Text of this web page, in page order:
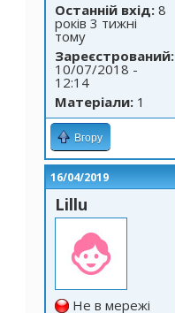
Останній вхід: 8
років 3 тижні
тому
Зареєстрований:
10/07/2018 -
12:14
Матеріали: 1
Вгору
16/04/2019
Lillu
Не в мережі